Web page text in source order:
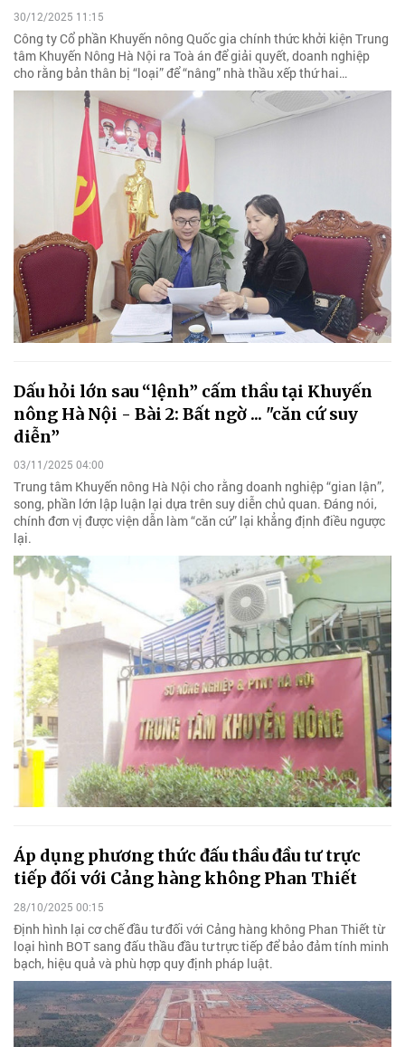
30/12/2025 11:15
Công ty Cổ phần Khuyến nông Quốc gia chính thức khởi kiện Trung
tâm Khuyến Nông Hà Nội ra Toà án để giải quyết, doanh nghiệp
cho rằng bản thân bị “loại” để “nâng” nhà thầu xếp thứ hai…
Dấu hỏi lớn sau “lệnh” cấm thầu tại Khuyến
nông Hà Nội - Bài 2: Bất ngờ ... "căn cứ suy
diễn”
03/11/2025 04:00
Trung tâm Khuyến nông Hà Nội cho rằng doanh nghiệp “gian lận”,
song, phần lớn lập luận lại dựa trên suy diễn chủ quan. Đáng nói,
chính đơn vị được viện dẫn làm “căn cứ” lại khẳng định điều ngược
lại.
Áp dụng phương thức đấu thầu đầu tư trực
tiếp đối với Cảng hàng không Phan Thiết
28/10/2025 00:15
Định hình lại cơ chế đầu tư đối với Cảng hàng không Phan Thiết từ
loại hình BOT sang đấu thầu đầu tư trực tiếp để bảo đảm tính minh
bạch, hiệu quả và phù hợp quy định pháp luật.